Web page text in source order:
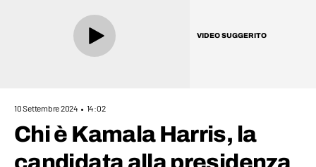
VIDEO SUGGERITO
10 Settembre 2024 14:02
Chi è Kamala Harris, la